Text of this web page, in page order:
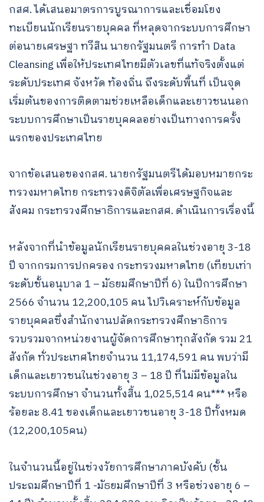
กสศ. ได้เสนอมาตรการบูรณาการและเชื่อมโยง
ทะเบียนนักเรียนรายบุคคล ที่หลุดจากระบบการศึกษา
ต่อนายเศรษฐา ทวีสิน นายกรัฐมนตรี การทำ Data
Cleansing เพื่อให้ประเทศไทยมีตัวเลขที่แท้จริงตั้งแต่
ระดับประเทศ จังหวัด ท้องถิ่น ถึงระดับพื้นที่ เป็นจุด
เริ่มต้นของการติดตามช่วยเหลือเด็กและเยาวชนนอก
ระบบการศึกษาเป็นรายบุคคลอย่างเป็นทางการครั้ง
แรกของประเทศไทย
จากข้อเสนอของกสศ. นายกรัฐมนตรีได้มอบหมายกระ
ทรวงมหาดไทย กระทรวงดิจิตัลเพื่อเศรษฐกิจและ
สังคม กระทรวงศึกษาธิการและกสศ. ดำเนินการเรื่องนี้
หลังจากที่นำข้อมูลนักเรียนรายบุคคลในช่วงอายุ 3-18
ปี จากกรมการปกครอง กระทรวงมหาดไทย (เทียบเท่า
ระดับชั้นอนุบาล 1 – มัธยมศึกษาปีที่ 6) ในปีการศึกษา
2566 จำนวน 12,200,105 คน ไปวิเคราะห์กับข้อมูล
รายบุคคลซึ่งสำนักงานปลัดกระทรวงศึกษาธิการ
รวบรวมจากหน่วยงานผู้จัดการศึกษาทุกสังกัด รวม 21
สังกัด ทั่วประเทศไทยจำนวน 11,174,591 คน พบว่ามี
เด็กและเยาวชนในช่วงอายุ 3 – 18 ปี ที่ไม่มีข้อมูลใน
ระบบการศึกษา จำนวนทั้งสิ้น 1,025,514 คน*** หรือ
ร้อยละ 8.41 ของเด็กและเยาวชนอายุ 3-18 ปีทั้งหมด
(12,200,105คน)
ในจำนวนนี้อยู่ในช่วงวัยการศึกษาภาคบังคับ (ชั้น
ประถมศึกษาปีที่ 1 -มัธยมศึกษาปีที่ 3 หรือช่วงอายุ 6 –